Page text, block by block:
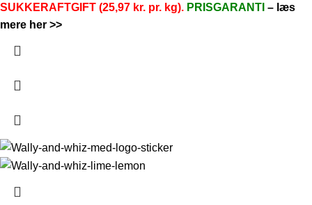
SUKKERAFTGIFT (25,97 kr. pr. kg). PRISGARANTI – læs
mere her >>